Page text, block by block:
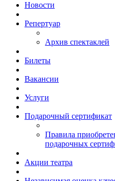
Новости
Репертуар
Архив спектаклей
Билеты
Вакансии
Услуги
Подарочный сертификат
Правила
подарочных
Акции театра